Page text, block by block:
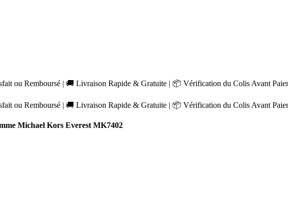
ou Remboursé | 🚚 Livraison Rapide & Gratuite | 📦 Vérification du Colis Avant
ou Remboursé | 🚚 Livraison Rapide & Gratuite | 📦 Vérification du Colis Avant
Michael Kors Everest MK7402